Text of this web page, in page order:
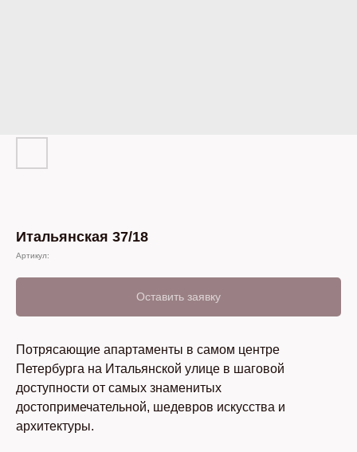
Итальянская 37/18
Артикул:
Оставить заявку
Потрясающие апартаменты в самом центре
Петербурга на Итальянской улице в шаговой
доступности от самых знаменитых
достопримечательной, шедевров искусства и
архитектуры.